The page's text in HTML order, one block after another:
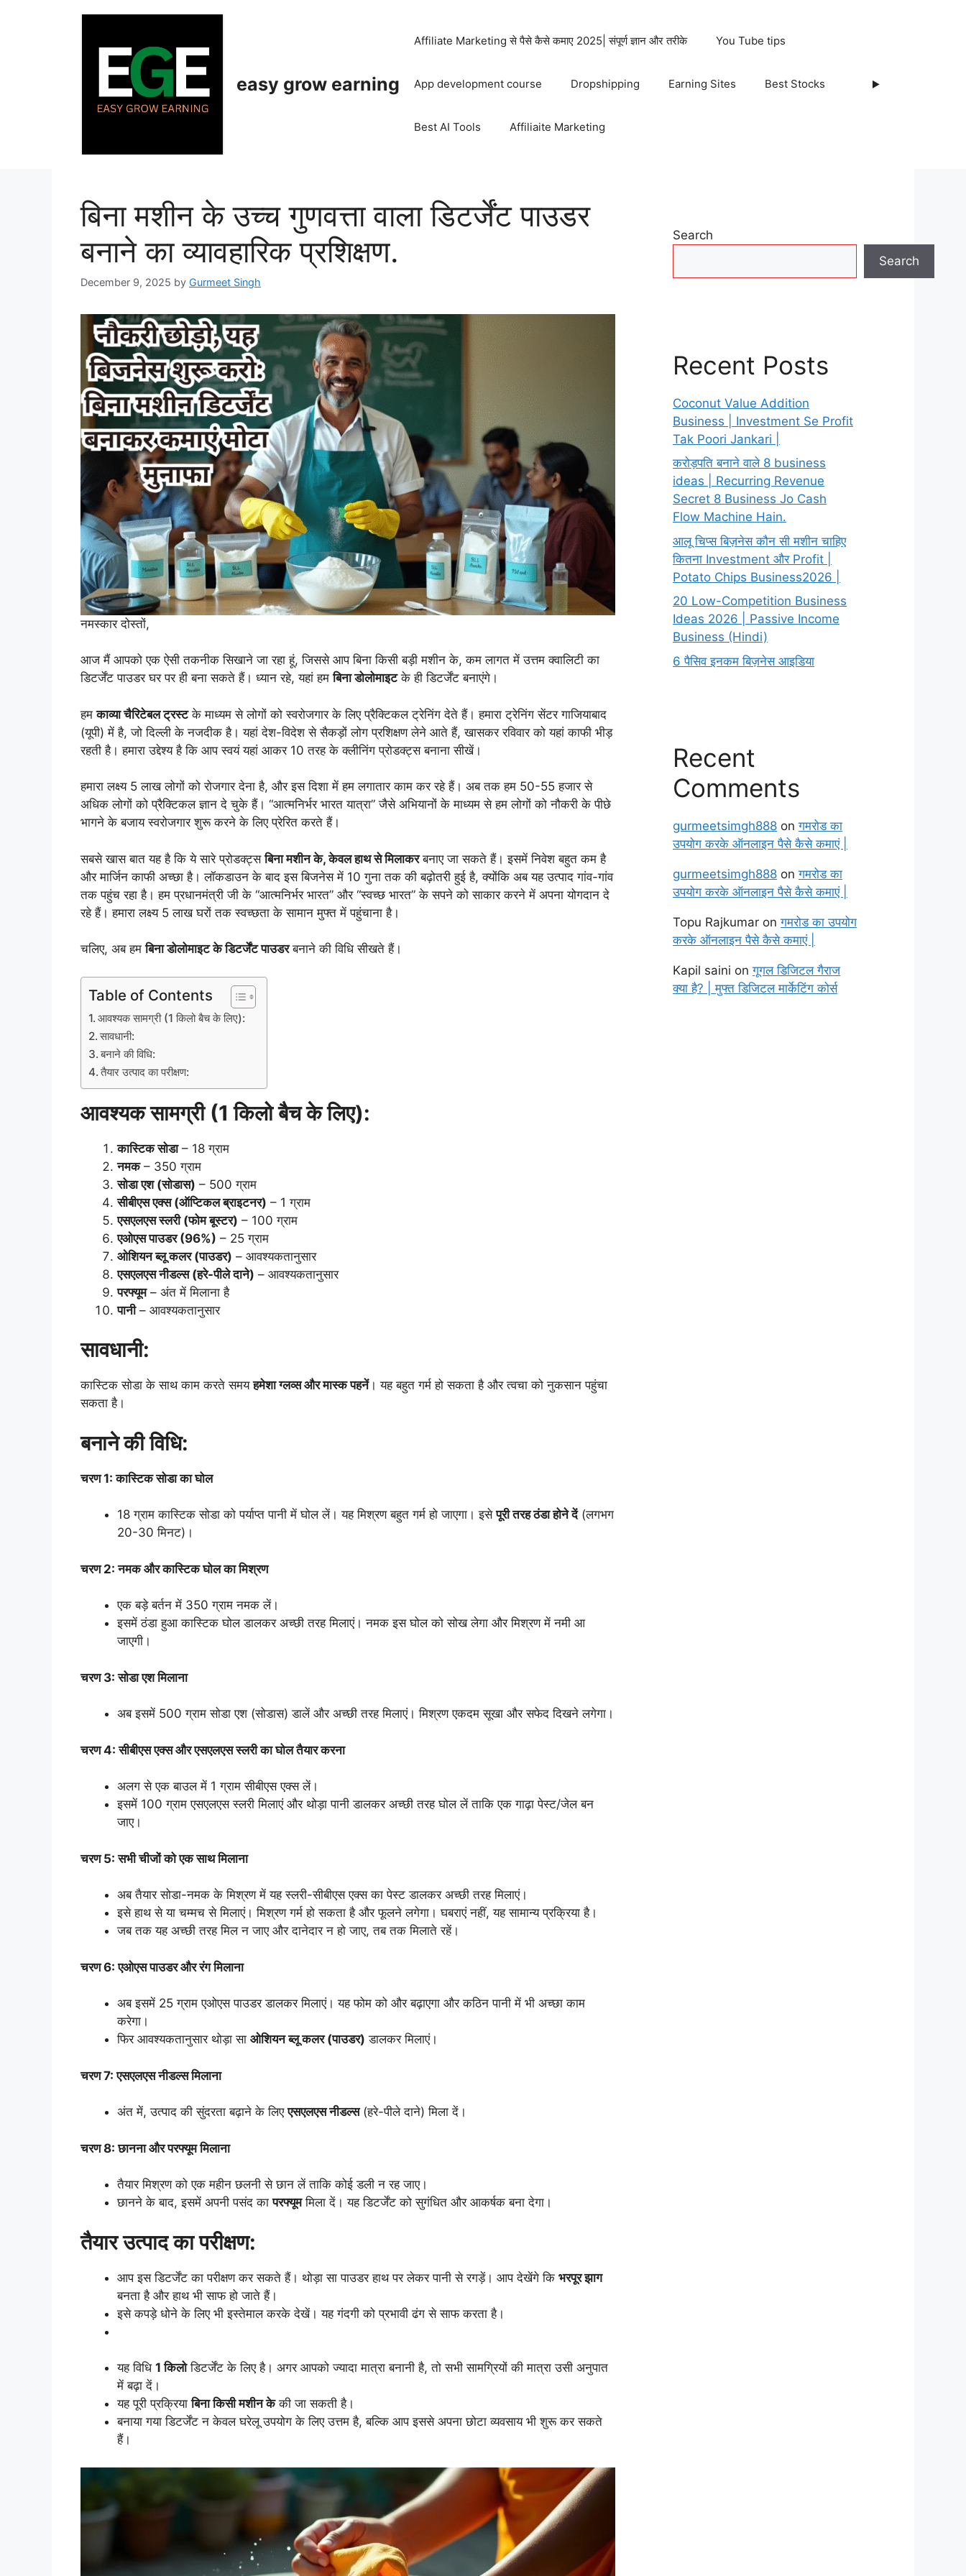
easy grow earning
Affiliate Marketing से पैसे कैसे कमाए 2025| संपूर्ण ज्ञान और तरीके You Tube tips
App development course Dropshipping Earning Sites Best Stocks
Best AI Tools Affiliaite Marketing
बिना मशीन के उच्च गुणवत्ता वाला डिटर्जेंट पाउडर
बनाने का व्यावहारिक प्रशिक्षण.
December 9, 2025 by Gurmeet Singh
नमस्कार दोस्तों,
आज मैं आपको एक ऐसी तकनीक सिखाने जा रहा हूं, जिससे आप बिना किसी बड़ी मशीन के, कम लागत में उत्तम क्वालिटी का
डिटर्जेंट पाउडर घर पर ही बना सकते हैं। ध्यान रहे, यहां हमबिना डोलोमाइटके ही डिटर्जेंट बनाएंगे।
हमकाव्या चैरिटेबल ट्रस्टके माध्यम से लोगों को स्वरोजगार के लिए प्रैक्टिकल ट्रेनिंग देते हैं। हमारा ट्रेनिंग सेंटर गाजियाबाद
(यूपी) में है, जो दिल्ली के नजदीक है। यहां देश-विदेश से सैकड़ों लोग प्रशिक्षण लेने आते हैं, खासकर रविवार को यहां काफी भीड़
रहती है। हमारा उद्देश्य है कि आप स्वयं यहां आकर 10 तरह के क्लीनिंग प्रोडक्ट्स बनाना सीखें।
हमारा लक्ष्य 5 लाख लोगों को रोजगार देना है, और इस दिशा में हम लगातार काम कर रहे हैं। अब तक हम 50-55 हजार से
अधिक लोगों को प्रैक्टिकल ज्ञान दे चुके हैं। “आत्मनिर्भर भारत यात्रा” जैसे अभियानों के माध्यम से हम लोगों को नौकरी के पीछे
भागने के बजाय स्वरोजगार शुरू करने के लिए प्रेरित करते हैं।
सबसे खास बात यह है कि ये सारे प्रोडक्ट्सबिना मशीन के, केवल हाथ से मिलाकरबनाए जा सकते हैं। इसमें निवेश बहुत कम है
और मार्जिन काफी अच्छा है। लॉकडाउन के बाद इस बिजनेस में 10 गुना तक की बढ़ोतरी हुई है, क्योंकि अब यह उत्पाद गांव-गांव
तक पहुंच रहा है। हम प्रधानमंत्री जी के “आत्मनिर्भर भारत” और “स्वच्छ भारत” के सपने को साकार करने में अपना योगदान दे
रहे हैं। हमारा लक्ष्य 5 लाख घरों तक स्वच्छता के सामान मुफ्त में पहुंचाना है।
चलिए, अब हमबिना डोलोमाइट के डिटर्जेंट पाउडरबनाने की विधि सीखते हैं।
Table of Contents
आवश्यक सामग्री (1 किलो बैच के लिए):
सावधानी:
बनाने की विधि:
तैयार उत्पाद का परीक्षण:
आवश्यक सामग्री (1 किलो बैच के लिए):
कास्टिक सोडा– 18 ग्राम
नमक– 350 ग्राम
सोडा एश (सोडास) – 500 ग्राम
सीबीएस एक्स (ऑप्टिकल ब्राइटनर) – 1 ग्राम
एसएलएस स्लरी (फोम बूस्टर) – 100 ग्राम
एओएस पाउडर (96%) – 25 ग्राम
ओशियन ब्लू कलर (पाउडर) – आवश्यकतानुसार
एसएलएस नीडल्स (हरे-पीले दाने) – आवश्यकतानुसार
परफ्यूम– अंत में मिलाना है
पानी– आवश्यकतानुसार
सावधानी:
कास्टिक सोडा के साथ काम करते समयहमेशा ग्लव्स और मास्क पहनें। यह बहुत गर्म हो सकता है और त्वचा को नुकसान पहुंचा
सकता है।
बनाने की विधि:
चरण 1: कास्टिक सोडा का घोल
18 ग्राम कास्टिक सोडा को पर्याप्त पानी में घोल लें। यह मिश्रण बहुत गर्म हो जाएगा। इसेपूरी तरह ठंडा होने दें(लगभग
20-30 मिनट)।
चरण 2: नमक और कास्टिक घोल का मिश्रण
एक बड़े बर्तन में 350 ग्राम नमक लें।
इसमें ठंडा हुआ कास्टिक घोल डालकर अच्छी तरह मिलाएं। नमक इस घोल को सोख लेगा और मिश्रण में नमी आ
जाएगी।
चरण 3: सोडा एश मिलाना
अब इसमें 500 ग्राम सोडा एश (सोडास) डालें और अच्छी तरह मिलाएं। मिश्रण एकदम सूखा और सफेद दिखने लगेगा।
चरण 4: सीबीएस एक्स और एसएलएस स्लरी का घोल तैयार करना
अलग से एक बाउल में 1 ग्राम सीबीएस एक्स लें।
इसमें 100 ग्राम एसएलएस स्लरी मिलाएं और थोड़ा पानी डालकर अच्छी तरह घोल लें ताकि एक गाढ़ा पेस्ट/जेल बन
जाए।
चरण 5: सभी चीजों को एक साथ मिलाना
अब तैयार सोडा-नमक के मिश्रण में यह स्लरी-सीबीएस एक्स का पेस्ट डालकर अच्छी तरह मिलाएं।
इसे हाथ से या चम्मच से मिलाएं। मिश्रण गर्म हो सकता है और फूलने लगेगा। घबराएं नहीं, यह सामान्य प्रक्रिया है।
जब तक यह अच्छी तरह मिल न जाए और दानेदार न हो जाए, तब तक मिलाते रहें।
चरण 6: एओएस पाउडर और रंग मिलाना
अब इसमें 25 ग्राम एओएस पाउडर डालकर मिलाएं। यह फोम को और बढ़ाएगा और कठिन पानी में भी अच्छा काम
करेगा।
फिर आवश्यकतानुसार थोड़ा सा ओशियन ब्लू कलर (पाउडर) डालकर मिलाएं।
चरण 7: एसएलएस नीडल्स मिलाना
अंत में, उत्पाद की सुंदरता बढ़ाने के लिएएसएलएस नीडल्स(हरे-पीले दाने) मिला दें।
चरण 8: छानना और परफ्यूम मिलाना
तैयार मिश्रण को एक महीन छलनी से छान लें ताकि कोई डली न रह जाए।
छानने के बाद, इसमें अपनी पसंद कापरफ्यूममिला दें। यह डिटर्जेंट को सुगंधित और आकर्षक बना देगा।
तैयार उत्पाद का परीक्षण:
आप इस डिटर्जेंट का परीक्षण कर सकते हैं। थोड़ा सा पाउडर हाथ पर लेकर पानी से रगड़ें। आप देखेंगे कि भरपूर झाग
बनता है और हाथ भी साफ हो जाते हैं।
इसे कपड़े धोने के लिए भी इस्तेमाल करके देखें। यह गंदगी को प्रभावी ढंग से साफ करता है।
यह विधि 1 किलोडिटर्जेंट के लिए है। अगर आपको ज्यादा मात्रा बनानी है, तो सभी सामग्रियों की मात्रा उसी अनुपात
में बढ़ा दें।
यह पूरी प्रक्रियाबिना किसी मशीन केकी जा सकती है।
बनाया गया डिटर्जेंट न केवल घरेलू उपयोग के लिए उत्तम है, बल्कि आप इससे अपना छोटा व्यवसाय भी शुरू कर सकते
हैं।
Search
Search
Recent Posts
Coconut Value Addition
Business | Investment Se Profit
Tak Poori Jankari |
करोड़पति बनाने वाले 8 business
ideas | Recurring Revenue
Secret 8 Business Jo Cash
Flow Machine Hain.
आलू चिप्स बिज़नेस कौन सी मशीन चाहिए
कितना Investment और Profit |
Potato Chips Business2026 |
20 Low-Competition Business
Ideas 2026 | Passive Income
Business (Hindi)
6 पैसिव इनकम बिज़नेस आइडिया
Recent
Comments
gurmeetsimgh888 onगमरोड का
उपयोग करके ऑनलाइन पैसे कैसे कमाएं |
gurmeetsimgh888 onगमरोड का
उपयोग करके ऑनलाइन पैसे कैसे कमाएं |
Topu Rajkumar onगमरोड का उपयोग
करके ऑनलाइन पैसे कैसे कमाएं |
Kapil saini onगूगल डिजिटल गैराज
क्या है? | मुफ्त डिजिटल मार्केटिंग कोर्स